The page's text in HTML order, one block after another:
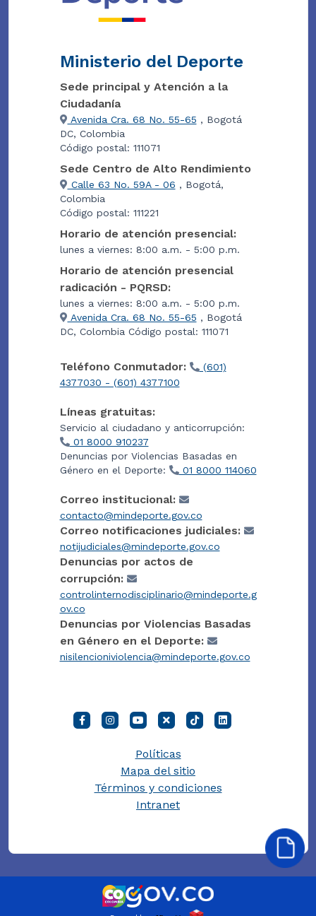
Ministerio del Deporte
Sede principal y Atención a la
Ciudadanía
Avenida Cra. 68 No. 55-65 , Bogotá
DC, Colombia
Código postal: 111071
Sede Centro de Alto Rendimiento
Calle 63 No. 59A - 06 , Bogotá,
Colombia
Código postal: 111221
Horario de atención presencial:
lunes a viernes: 8:00 a.m. - 5:00 p.m.
Horario de atención presencial
radicación - PQRSD:
lunes a viernes: 8:00 a.m. - 5:00 p.m.
Avenida Cra. 68 No. 55-65 , Bogotá
DC, Colombia Código postal: 111071
Teléfono Conmutador:
(601)
4377030 - (601) 4377100
Líneas gratuitas:
Servicio al ciudadano y anticorrupción:
01 8000 910237
Denuncias por Violencias Basadas en
Género en el Deporte:
01 8000 114060
Correo institucional:
contacto@mindeporte.gov.co
Correo notificaciones judiciales:
notijudiciales@mindeporte.gov.co
Denuncias por actos de
corrupción:
controlinternodisciplinario@mindeporte.g
ov.co
Denuncias por Violencias Basadas
en Género en el Deporte:
nisilencioniviolencia@mindeporte.gov.co
Políticas
Mapa del sitio
Términos y condiciones
Intranet